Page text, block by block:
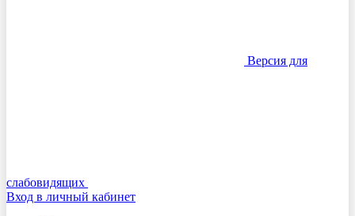
Версия для
слабовидящих
Вход в личный кабинет